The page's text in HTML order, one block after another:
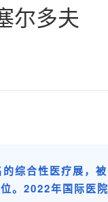
尔多夫
综合性医疗展，
。2022年国际医